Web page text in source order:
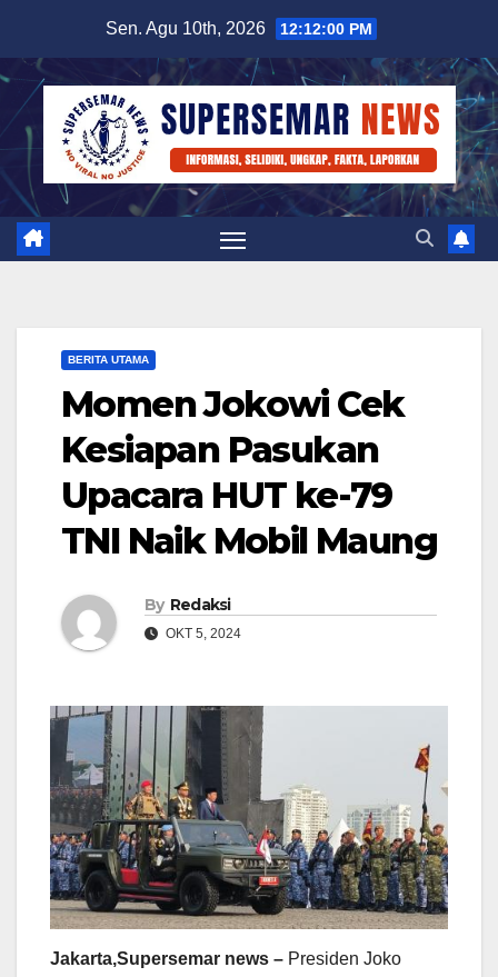
content
Sen. Agu 10th, 2026 12:12:01 PM
BERITA UTAMA
Momen Jokowi Cek
Kesiapan Pasukan
Upacara HUT ke-79
TNI Naik Mobil Maung
By Redaksi
OKT 5, 2024
Jakarta,Supersemar news – Presiden Joko